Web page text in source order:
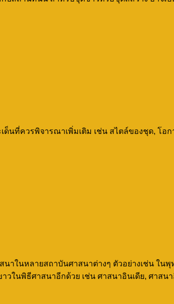
นที่ควรพิจารณาเพิ่มเติม เช่น สไตล์ของชุด, โ
นหลายสถาบันศาสนาต่างๆ ตัวอย่างเช่น ในพุ
นพิธีศาสนาอีกด้วย เช่น ศาสนาอินเดีย, ศาสน